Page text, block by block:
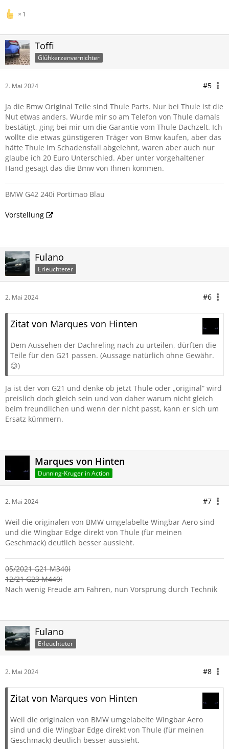
1
Toffi
Glühkerzenvernichter
2. Mai 2024 #5
Ja die Bmw Original Teile sind Thule Parts. Nur bei Thule ist die
Nut etwas anders. Wurde mir so am Telefon von Thule damals
bestätigt, ging bei mir um die Garantie vom Thule Dachzelt. Ich
wollte die etwas günstigeren Träger von Bmw kaufen, aber das
hätte Thule im Schadensfall abgelehnt, waren aber auch nur
glaube ich 20 Euro Unterschied. Aber unter vorgehaltener
Hand gesagt das die Bmw von Ihnen kommen.
BMW G42 240i Portimao Blau
Vorstellung
Fulano
Erleuchteter
2. Mai 2024 #6
Zitat von Marques von Hinten
Dem Aussehen der Dachreling nach zu urteilen, dürften die
Teile für den G21 passen. (Aussage natürlich ohne Gewähr.
😉)
Ja ist der von G21 und denke ob jetzt Thule oder „original“ wird
preislich doch gleich sein und von daher warum nicht gleich
beim freundlichen und wenn der nicht passt, kann er sich um
Ersatz kümmern.
Marques von Hinten
Dunning-Kruger in Action
2. Mai 2024 #7
Weil die originalen von BMW umgelabelte Wingbar Aero sind
und die Wingbar Edge direkt von Thule (für meinen
Geschmack) deutlich besser aussieht.
05/2021 G21 M340i
12/21 G23 M440i
Nach wenig Freude am Fahren, nun Vorsprung durch Technik
Fulano
Erleuchteter
2. Mai 2024 #8
Zitat von Marques von Hinten
Weil die originalen von BMW umgelabelte Wingbar Aero
sind und die Wingbar Edge direkt von Thule (für meinen
Geschmack) deutlich besser aussieht.